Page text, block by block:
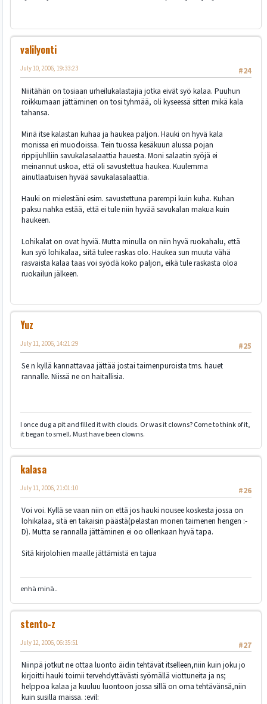
valilyonti
#24
July 10, 2006, 19:33:23
Niiitähän on tosiaan urheilukalastajia jotka eivät syö kalaa. Puuhun
roikkumaan jättäminen on tosi tyhmää, oli kyseessä sitten mikä kala
tahansa.
Minä itse kalastan kuhaa ja haukea paljon. Hauki on hyvä kala
monissa eri muodoissa. Tein tuossa kesäkuun alussa pojan
rippijuhlliin savukalasalaattia hauesta. Moni salaatin syöjä ei
meinannut uskoa, että oli savustettua haukea. Kuulemma
ainutlaatuisen hyvää savukalasalaattia.
Hauki on mielestäni esim. savustettuna parempi kuin kuha. Kuhan
paksu nahka estää, että ei tule niin hyvää savukalan makua kuin
haukeen.
Lohikalat on ovat hyviä. Mutta minulla on niin hyvä ruokahalu, että
kun syö lohikalaa, siitä tulee raskas olo. Haukea sun muuta vähä
rasvaista kalaa taas voi syödä koko paljon, eikä tule raskasta oloa
ruokailun jälkeen.
Yuz
#25
July 11, 2006, 14:21:29
Se n kyllä kannattavaa jättää jostai taimenpuroista tms. hauet
rannalle. Niissä ne on haitallisia.
I once dug a pit and filled it with clouds. Or was it clowns? Come to think of it,
it began to smell. Must have been clowns.
kalasa
#26
July 11, 2006, 21:01:10
Voi voi. Kyllä se vaan niin on että jos hauki nousee koskesta jossa on
lohikalaa, sitä en takaisin päästä(pelastan monen taimenen hengen :-
D). Mutta se rannalla jättäminen ei oo ollenkaan hyvä tapa.
Sitä kirjolohien maalle jättämistä en tajua
enhä minä..
stento-z
#27
July 12, 2006, 06:35:51
Niinpä jotkut ne ottaa luonto äidin tehtävät itselleen,niin kuin joku jo
kirjoitti hauki toimii tervehdyttävästi syömällä viottuneita ja ns;
helppoa kalaa ja kuuluu luontoon jossa sillä on oma tehtävänsä,niin
kuin susilla maissa. :evil: